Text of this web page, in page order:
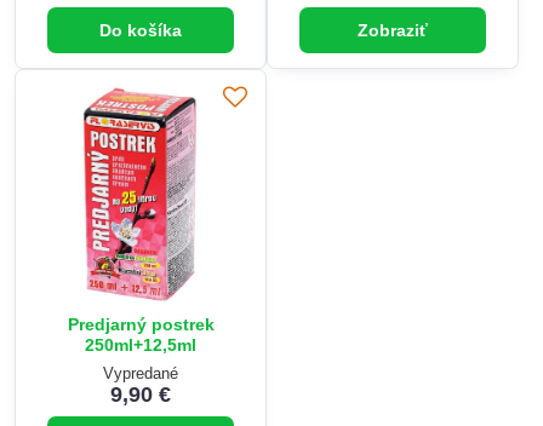
Do košíka Zobraziť
Predjarný postrek
250ml+12,5ml
Vypredané
9,90 €